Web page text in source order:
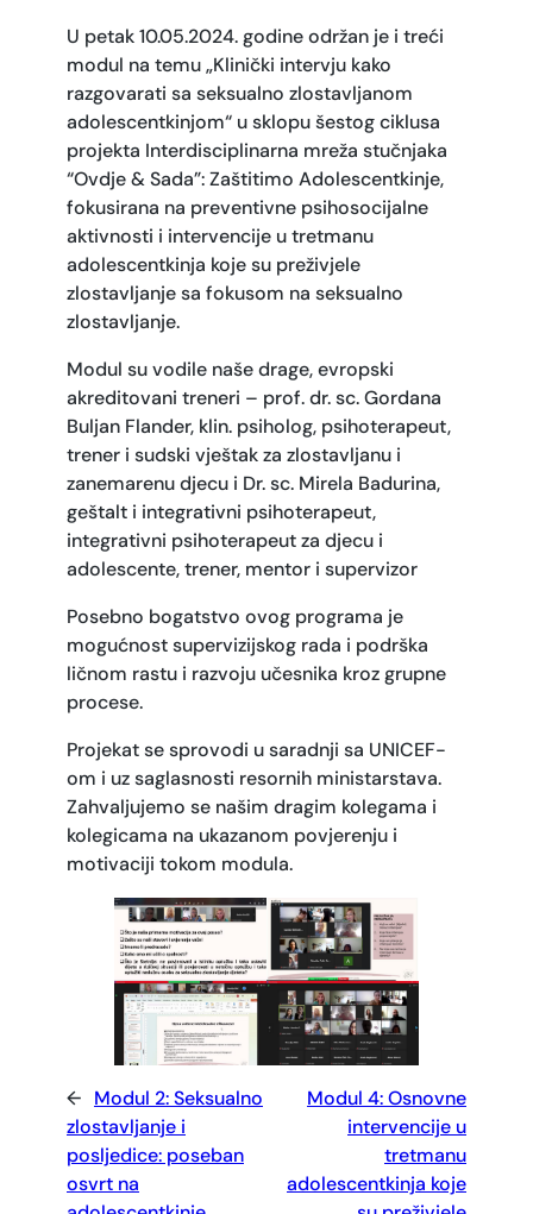
U petak 10.05.2024. godine održan je i treći
modul na temu „Klinički intervju kako
razgovarati sa seksualno zlostavljanom
adolescentkinjom“ u sklopu šestog ciklusa
projekta Interdisciplinarna mreža stučnjaka
“Ovdje & Sada”: Zaštitimo Adolescentkinje,
fokusirana na preventivne psihosocijalne
aktivnosti i intervencije u tretmanu
adolescentkinja koje su preživjele
zlostavljanje sa fokusom na seksualno
zlostavljanje.
Modul su vodile naše drage, evropski
akreditovani treneri – prof. dr. sc. Gordana
Buljan Flander, klin. psiholog, psihoterapeut,
trener i sudski vještak za zlostavljanu i
zanemarenu djecu i Dr. sc. Mirela Badurina,
geštalt i integrativni psihoterapeut,
integrativni psihoterapeut za djecu i
adolescente, trener, mentor i supervizor
Posebno bogatstvo ovog programa je
mogućnost supervizijskog rada i podrška
ličnom rastu i razvoju učesnika kroz grupne
procese.
Projekat se sprovodi u saradnji sa UNICEF-
om i uz saglasnosti resornih ministarstava.
Zahvaljujemo se našim dragim kolegama i
kolegicama na ukazanom povjerenju i
motivaciji tokom modula.
← Modul 2: Seksualno
zlostavljanje i
posljedice: poseban
osvrt na
Modul 4: Osnovne
intervencije u
tretmanu
adolescentkinja koje